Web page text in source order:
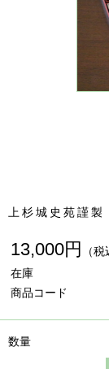
上杉城史苑謹
13,000円
（税
在庫
商品コード
数量